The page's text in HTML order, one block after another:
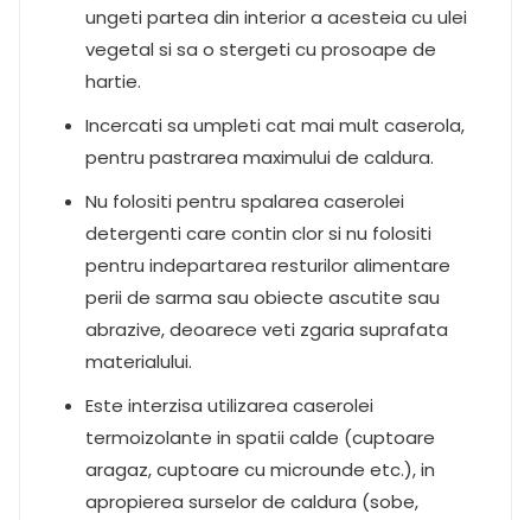
ungeti partea din interior a acesteia cu ulei
vegetal si sa o stergeti cu prosoape de
hartie.
Incercati sa umpleti cat mai mult caserola,
pentru pastrarea maximului de caldura.
Nu folositi pentru spalarea caserolei
detergenti care contin clor si nu folositi
pentru indepartarea resturilor alimentare
perii de sarma sau obiecte ascutite sau
abrazive, deoarece veti zgaria suprafata
materialului.
Este interzisa utilizarea caserolei
termoizolante in spatii calde (cuptoare
aragaz, cuptoare cu microunde etc.), in
apropierea surselor de caldura (sobe,